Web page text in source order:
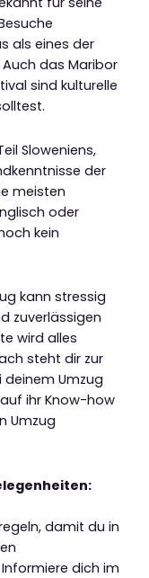
als eines der
das Maribor
sind kulturelle
Sloweniens,
der
meisten
oder
kein
kann stressig
zuverlässigen
wird alles
steht dir zur
Umzug
ihr Know-how
Umzug
damit du in
dich im